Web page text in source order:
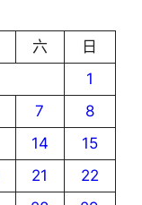
六
日
1
7
8
14
15
21
22